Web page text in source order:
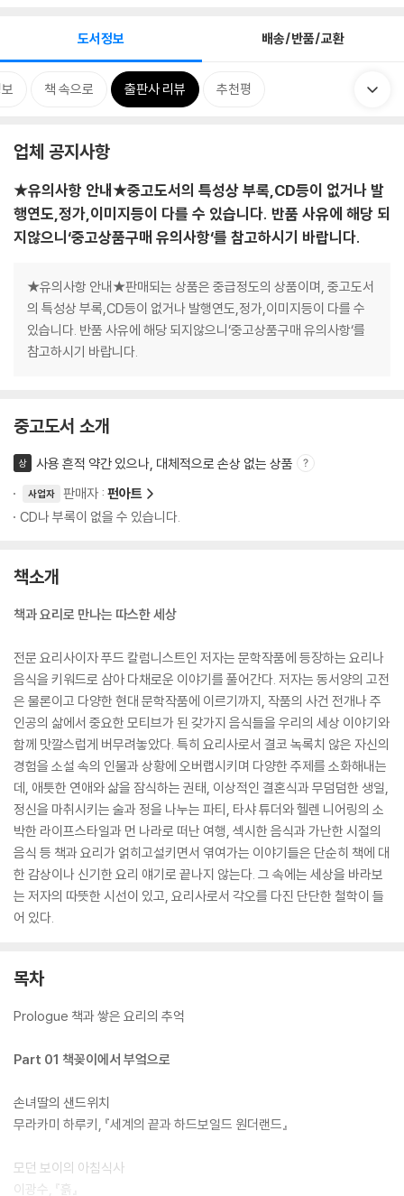
도서정보 배송/반품/교환
책 속으로 출판사 리뷰 추천평
업체 공지사항
★유의사항 안내★중고도서의 특성상 부록,CD등이 없거나 발
행연도,정가,이미지등이 다를 수 있습니다. 반품 사유에 해당 되
지않으니‘중고상품구매 유의사항‘를 참고하시기 바랍니다.
★유의사항 안내★판매되는 상품은 중급정도의 상품이며, 중고도서
의 특성상 부록,CD등이 없거나 발행연도,정가,이미지등이 다를 수
있습니다. 반품 사유에 해당 되지않으니‘중고상품구매 유의사항‘를
참고하시기 바랍니다.
중고도서 소개
상 사용 흔적 약간 있으나, 대체적으로 손상 없는 상품
사업자 판매자 : 펀아트
CD나 부록이 없을 수 있습니다.
책소개
책과 요리로 만나는 따스한 세상
전문 요리사이자 푸드 칼럼니스트인 저자는 문학작품에 등장하는 요리나
음식을 키워드로 삼아 다채로운 이야기를 풀어간다. 저자는 동서양의 고전
은 물론이고 다양한 현대 문학작품에 이르기까지, 작품의 사건 전개나 주
인공의 삶에서 중요한 모티브가 된 갖가지 음식들을 우리의 세상 이야기와
함께 맛깔스럽게 버무려놓았다. 특히 요리사로서 결코 녹록치 않은 자신의
경험을 소설 속의 인물과 상황에 오버랩시키며 다양한 주제를 소화해내는
데, 애틋한 연애와 삶을 잠식하는 권태, 이상적인 결혼식과 무덤덤한 생일,
정신을 마취시키는 술과 정을 나누는 파티, 타샤 튜더와 헬렌 니어링의 소
박한 라이프스타일과 먼 나라로 떠난 여행, 섹시한 음식과 가난한 시절의
음식 등 책과 요리가 얽히고설키면서 엮여가는 이야기들은 단순히 책에 대
한 감상이나 신기한 요리 얘기로 끝나지 않는다. 그 속에는 세상을 바라보
는 저자의 따뜻한 시선이 있고, 요리사로서 각오를 다진 단단한 철학이 들
어 있다.
목차
Prologue 책과 쌓은 요리의 추억
Part 01 책꽂이에서 부엌으로
손녀딸의 샌드위치
무라카미 하루키, 『세계의 끝과 하드보일드 원더랜드』
모던 보이의 아침식사
이광수, 『흙』